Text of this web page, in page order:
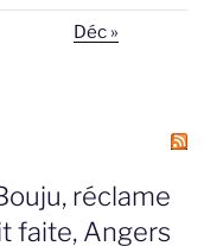
Déc »
réclame
faite, Angers